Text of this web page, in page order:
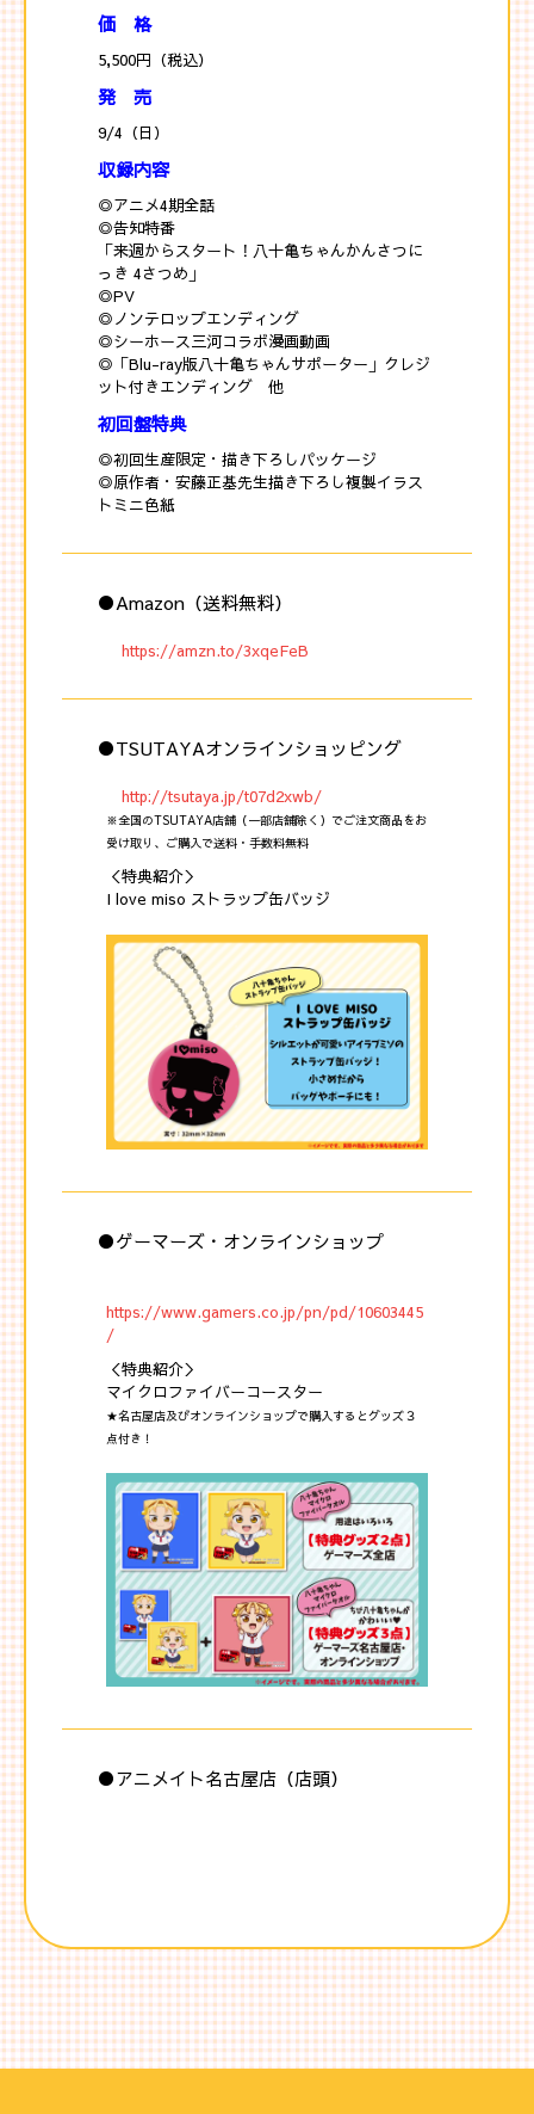
価 格
5,500円（税込）
発 売
9/4（日）
収録内容
◎アニメ4期全話
◎告知特番
「来週からスタート！八十亀ちゃんかんさつに
っき 4さつめ」
◎PV
◎ノンテロップエンディング
◎シーホース三河コラボ漫画動画
◎「Blu-ray版八十亀ちゃんサポーター」クレジ
ット付きエンディング 他
初回盤特典
◎初回生産限定・描き下ろしパッケージ
◎原作者・安藤正基先生描き下ろし複製イラス
トミニ色紙
●Amazon（送料無料）
https://amzn.to/3xqeFeB
●TSUTAYAオンラインショッピング
http://tsutaya.jp/t07d2xwb/
※全国のTSUTAYA店舗（一部店舗除く）でご注文商品をお
受け取り、ご購入で送料・手数料無料
＜特典紹介＞
I love miso ストラップ缶バッジ
●ゲーマーズ・オンラインショップ
https://www.gamers.co.jp/pn/pd/10603445
/
＜特典紹介＞
マイクロファイバーコースター
★名古屋店及びオンラインショップで購入するとグッズ３
点付き！
●アニメイト名古屋店（店頭）